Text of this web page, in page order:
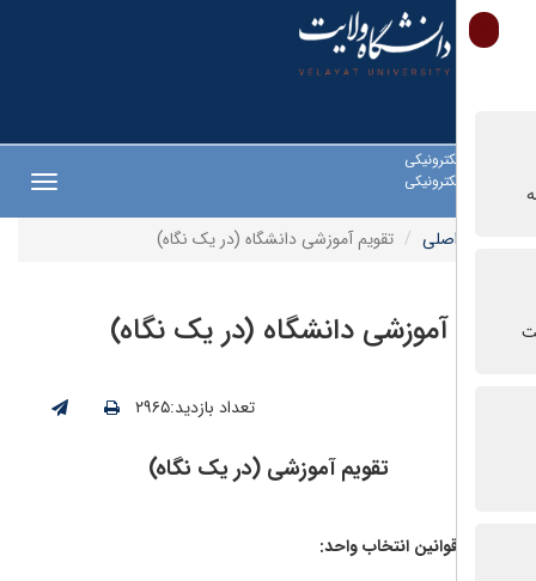
تقویم آموزشی دانشگاه (در یک نگاه)
آموزشی دانشگاه (در یک نگاه)
تعداد بازدید:۲۹۶۵
تقویم آموزشی (در یک نگاه)
انتخاب واحد: